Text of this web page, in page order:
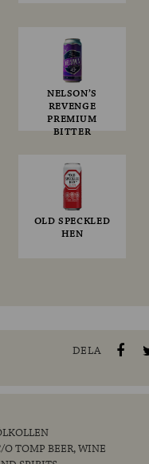
NELSON’S
REVENGE
PREMIUM
BITTER
OLD SPECKLED
HEN
DELA
O TOMP BEER, WINE